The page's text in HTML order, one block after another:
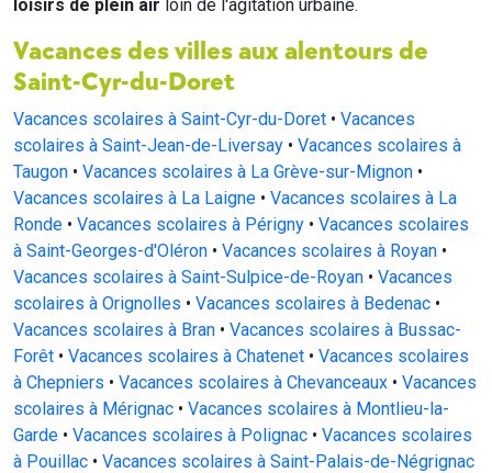
loisirs de plein air loin de l'agitation urbaine.
Vacances des villes aux alentours de
Saint-Cyr-du-Doret
Vacances scolaires à Saint-Cyr-du-Doret • Vacances
scolaires à Saint-Jean-de-Liversay • Vacances scolaires à
Taugon • Vacances scolaires à La Grève-sur-Mignon •
Vacances scolaires à La Laigne • Vacances scolaires à La
Ronde • Vacances scolaires à Périgny • Vacances scolaires
à Saint-Georges-d'Oléron • Vacances scolaires à Royan •
Vacances scolaires à Saint-Sulpice-de-Royan • Vacances
scolaires à Orignolles • Vacances scolaires à Bedenac •
Vacances scolaires à Bran • Vacances scolaires à Bussac-
Forêt • Vacances scolaires à Chatenet • Vacances scolaires
à Chepniers • Vacances scolaires à Chevanceaux • Vacances
scolaires à Mérignac • Vacances scolaires à Montlieu-la-
Garde • Vacances scolaires à Polignac • Vacances scolaires
à Pouillac • Vacances scolaires à Saint-Palais-de-Négrignac